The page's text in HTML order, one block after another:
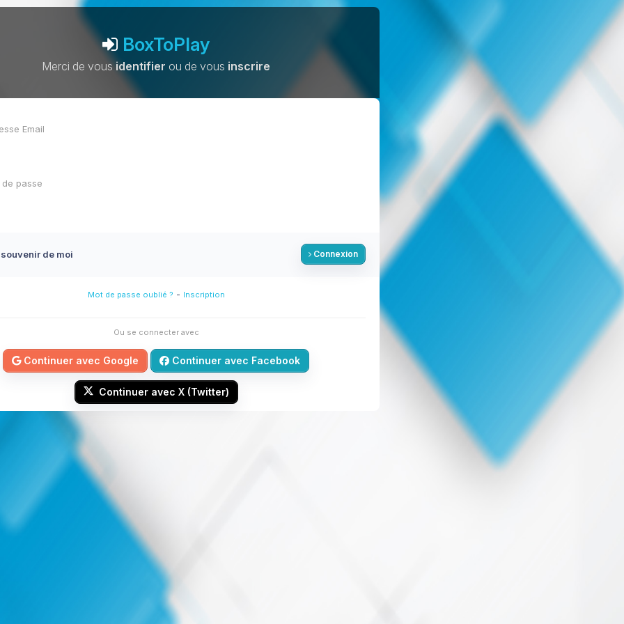
BoxToPlay
Merci de vousidentifier ou de vous inscrire
de moi Connexion
Mot de passe oublié ? - Inscription
Ou se connecter avec
Continuer avec Google Continuer avec Facebook
Continuer avec X (Twitter)